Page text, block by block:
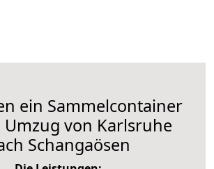
ein Sammelcontainer
von Karlsruhe
Schangaösen